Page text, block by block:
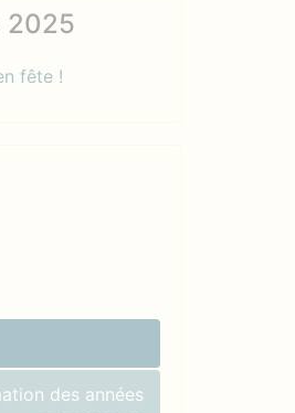
2025
fête !
des années